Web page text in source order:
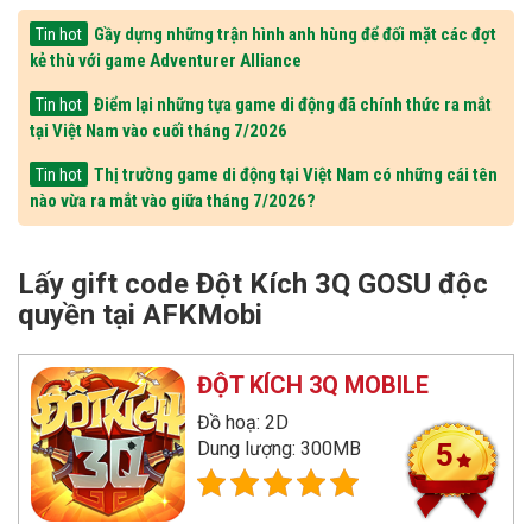
Tin hot
Gầy dựng những trận hình anh hùng để đối mặt các đợt
kẻ thù với game Adventurer Alliance
Tin hot
Điểm lại những tựa game di động đã chính thức ra mắt
tại Việt Nam vào cuối tháng 7/2026
Tin hot
Thị trường game di động tại Việt Nam có những cái tên
nào vừa ra mắt vào giữa tháng 7/2026?
Lấy gift code Đột Kích 3Q GOSU độc
quyền tại AFKMobi
ĐỘT KÍCH 3Q MOBILE
Đồ hoạ: 2D
Dung lượng: 300MB
5